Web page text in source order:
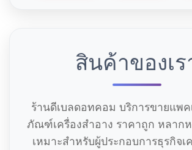
สินค้าของเร
ร้านดีเบลดอทคอม บริการขายแพค
ภัณฑ์เครื่องสำอาง ราคาถูก หลาก
เหมาะสำหรับผู้ประกอบการธุรกิจเ